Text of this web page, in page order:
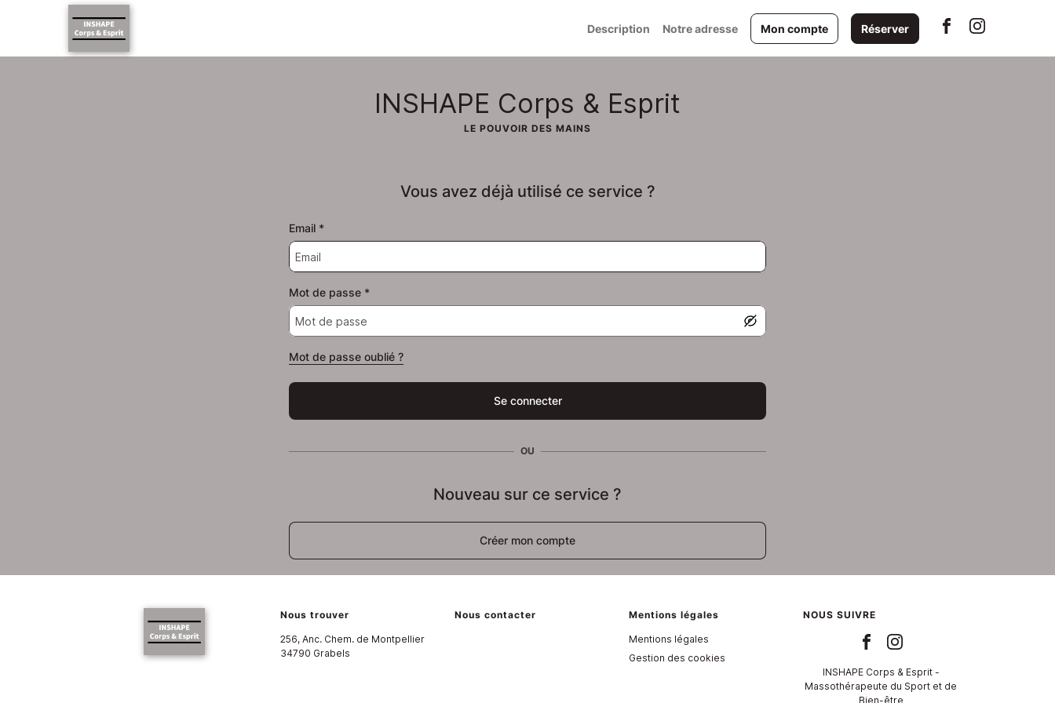
Mon compte
Description Réserver
Notre adresse
INSHAPE Corps & Esprit
LE POUVOIR DES MAINS
Vous avez déjà utilisé ce service ?
Email *
Mot de passe *
Se connecter
Mot de passe oublié ?
OU
Nouveau sur ce service ?
Créer mon compte
Nous trouver
256, Anc. Chem. de Montpellier
34790 Grabels
Nous contacter Mentions légales
Mentions légales
Gestion des cookies
NOUS SUIVRE
INSHAPE Corps & Esprit -
Massothérapeute du Sport et de
Bien-être